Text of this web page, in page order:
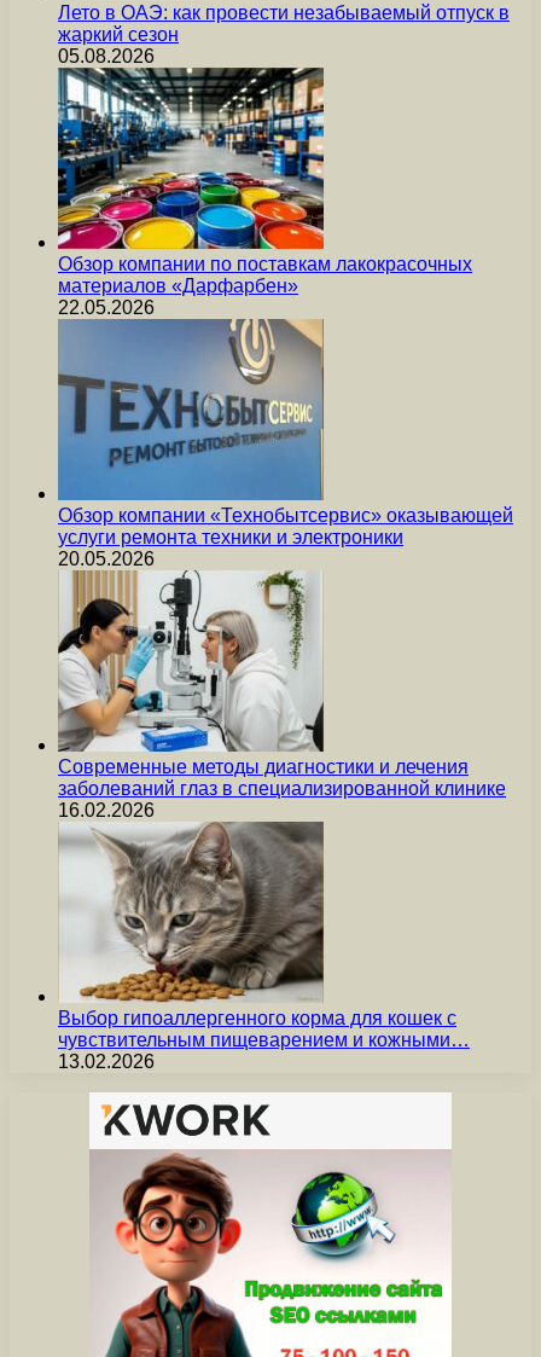
Лето в ОАЭ: как провести незабываемый отпуск в
жаркий сезон
05.08.2026
Обзор компании по поставкам лакокрасочных
материалов «Дарфарбен»
22.05.2026
Обзор компании «Технобытсервис» оказывающей
услуги ремонта техники и электроники
20.05.2026
Современные методы диагностики и лечения
заболеваний глаз в специализированной клинике
16.02.2026
Выбор гипоаллергенного корма для кошек с
чувствительным пищеварением и кожными…
13.02.2026